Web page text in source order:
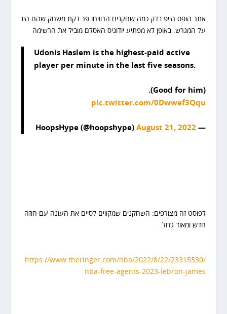
אתר הופס הייפ בדק כמה שחקנים הרוויחו פר דקת משחק שהם היו
על המגרש. באופן לא מפתיע יודוניס האסלם מוביל את הרשימה
Udonis Haslem is the highest-paid active
player per minute in the last five seasons.
(Good for him).
pic.twitter.com/0Dwwef3Qqu
— HoopsHype (@hoopshype)
August 21, 2022
לפוסט זה מצורפים: השחקנים שמקווים לסיים את העונה עם חוזה
חדש ומאוד גדול.
https://www.theringer.com/nba/2022/8/22/23315530/
nba-free-agents-2023-lebron-james